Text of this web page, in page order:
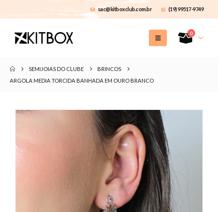
sac@kitboxclub.com.br (19) 99517-9749
0
SEMIJOIAS DO CLUBE
BRINCOS
ARGOLA MEDIA TORCIDA BANHADA EM OURO BRANCO